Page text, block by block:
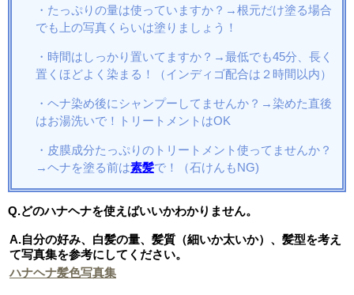
・たっぷりの量は使っていますか？→根元だけ塗る場合
でも上の写真くらいは塗りましょう！
・時間はしっかり置いてますか？→最低でも45分、長く
置くほどよく染まる！（インディゴ配合は２時間以内）
・ヘナ染め後にシャンプーしてませんか？→染めた直後
はお湯洗いで！トリートメントはOK
・皮膜成分たっぷりのトリートメント使ってませんか？
→ヘナを塗る前は素髪で！（石けんもNG)
Q.どのハナヘナを使えばいいかわかりません。
A.自分の好み、白髪の量、髪質（細いか太いか）、髪型を考え
て写真集を参考にしてください。
ハナヘナ髪色写真集